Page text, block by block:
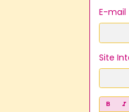
E-mail
Site